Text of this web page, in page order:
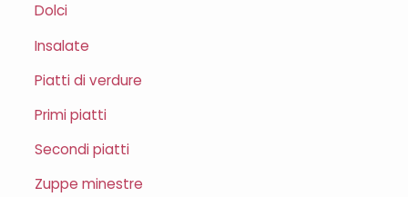
Dolci
Insalate
Piatti di verdure
Primi piatti
Secondi piatti
Zuppe minestre